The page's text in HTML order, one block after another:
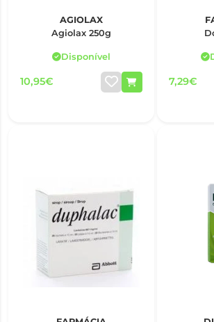
AGIOLAX
Agiolax 250g
Disponível
10,95€ 7,29€